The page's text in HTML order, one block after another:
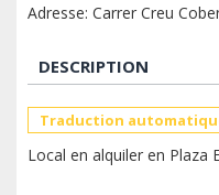
Adresse: Carrer Creu
DESCRIPTION
Traduction
Local en alquiler en Plaza